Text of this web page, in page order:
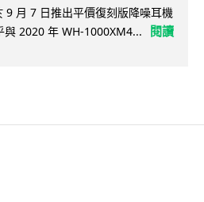
9 月 7 日推出平價復刻版降噪耳機
2020 年 WH-1000XM4...
閱讀